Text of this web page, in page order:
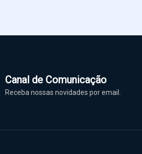
Canal de Comunicação
Receba nossas novidades por email.